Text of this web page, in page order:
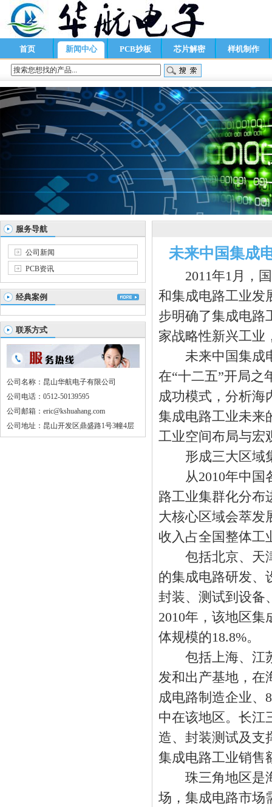
首页 新闻中心 PCB抄板 芯片解密 样机制作
服务导航
公司新闻
PCB资讯
经典案例
联系方式
公司名称：昆山华航电子有限公司
公司电话：0512-50139595
公司邮箱：eric@kshuahang.com
公司地址：昆山开发区鼎盛路1号3幢4层
未来中国集成
2011年1月，国
和集成电路工业发
步明确了集成电路
家战略性新兴工业
未来中国集成电
在“十二五”开局之
成功模式，分析海
集成电路工业未来
工业空间布局与宏
形成三大区域
从2010年中国各
路工业集群化分布
大核心区域会萃发
收入占全国整体工
包括北京、天津
的集成电路研发、
封装、测试到设备
2010年，该地区
体规模的18.8%。
包括上海、江苏
发和出产基地，在
成电路制造企业、
中在该地区。长江
造、封装测试及支
集成电路工业销售
珠三角地区是海
场，集成电路市场